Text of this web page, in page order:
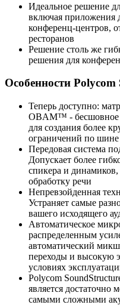
Идеальное решение
включая приложения
конференц-центров,
ресторанов
Решение столь же
решения для
Особенности
Теперь доступно:
OBAM™ - бесшовное
для создания более
ограничений по шине
Передовая система
Допускает более
спикера и
обработку речи
Непревзойденная
Устраняет самые
вашего исходящего
Автоматическое
распределенным
автоматический
переходы и высокую
условиях
Polycom
является достаточно
самыми сложными